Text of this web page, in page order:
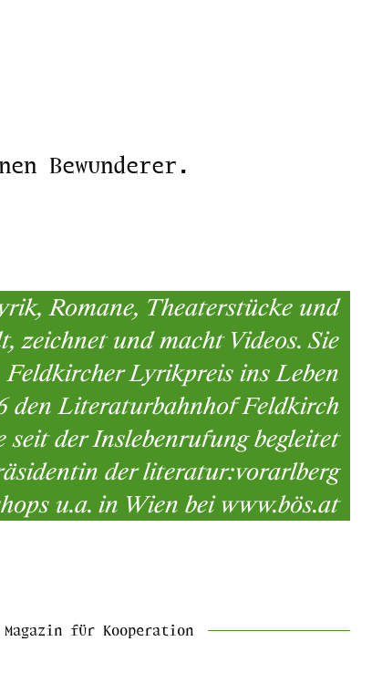
Bewunderer.
Romane, Theaterstücke und
zeichnet und macht Videos. Sie
Lyrikpreis ins Leben
den Literaturbahnhof Feldkirch
seit der Inslebenrufung begleitet
der literatur:vorarlberg
u.a. in Wien bei www.bös.at
Magazin für Kooperation